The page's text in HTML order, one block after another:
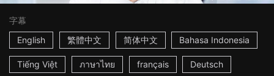
字幕
English
繁體中文 简体中文 Bahasa Indonesia
Tiếng Việt ภาษาไทย français Deutsch